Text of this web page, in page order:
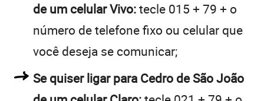
de um celular Vivo:tecle 015 + 79 + o
número de telefone fixo ou celular que
você deseja se comunicar;
Se quiser ligar para Cedro de São João